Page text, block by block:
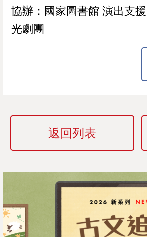
協辦：國家圖書館 演出支
光劇團
返回列表